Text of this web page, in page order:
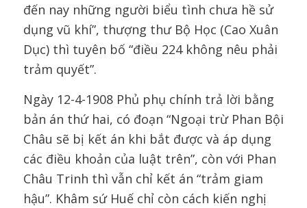
đến nay những người biểu tình chưa hề sử
dụng vũ khí”, thượng thư Bộ Học (Cao Xuân
Dục) thì tuyên bố “điều 224 không nêu phải
trảm quyết”.
Ngày 12-4-1908 Phủ phụ chính trả lời bằng
bản án thứ hai, có đoạn “Ngoại trừ Phan Bội
Châu sẽ bị kết án khi bắt được và áp dụng
các điều khoản của luật trên”, còn với Phan
Châu Trinh thì vẫn chỉ kết án “trảm giam
hậu”. Khâm sứ Huế chỉ còn cách kiến nghị